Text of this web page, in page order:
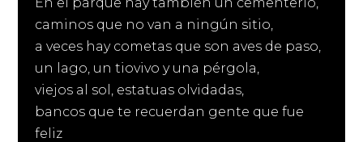
caminos que no van a ningún sitio,
a veces hay cometas que son aves de paso,
un lago, un tiovivo y una pérgola,
viejos al sol, estatuas olvidadas,
bancos que te recuerdan gente que fue
feliz